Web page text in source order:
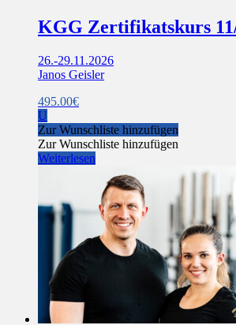
KGG Zertifikatskurs
26.-29.11.2026
Janos Geisler
495.00€
U
Zur Wunschliste hinzufügen
Zur Wunschliste hinzufügen
Weiterlesen